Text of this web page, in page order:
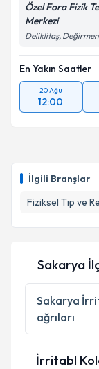
İlgili Branşlar
Fiziksel Tıp ve
Özel Fora Fizik
Merkezi
Deliklitaş,
En Yakın Saatler
20 Ağu
12:00
Sakarya
Sakarya
ağrıları
İrritabl